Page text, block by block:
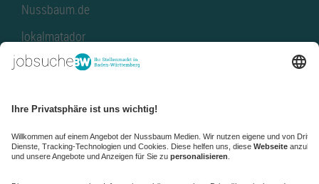
Nussbaum.de
lokalmatador
kaufinBW
NussbaumID
Nussbaum Medien